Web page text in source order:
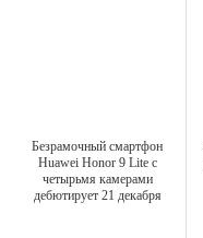
Безрамочный смартфон
Huawei Honor 9 Lite с
четырьмя камерами
дебютирует 21 декабря